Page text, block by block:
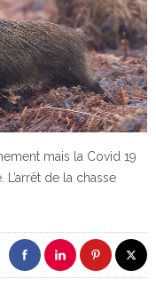
mais la Covid 19
L’arrêt de la chasse